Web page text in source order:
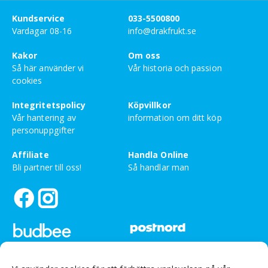
Så goda, är besatt
Daliah Longrée juni 15, 2024
Alexander Tanninen maj 6, 2024
Helt okej
Sandra Jonasson
Kundservice
Vardagar 08-16
033-5500800
info@drakfrukt.se
Kakor
Så här använder vi
cookies
Om oss
Vår historia och passion
Integritetspolicy
Vår hantering av
personuppgifter
Köpvillkor
information om ditt köp
Affiliate
Bli partner till oss!
Handla Online
Så handlar man